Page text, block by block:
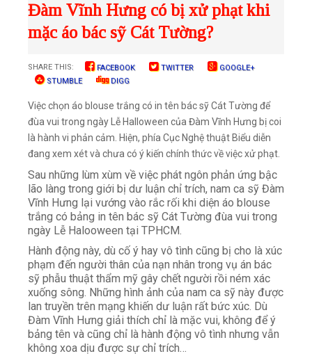
Đàm Vĩnh Hưng có bị xử phạt khi
mặc áo bác sỹ Cát Tường?
SHARE THIS: FACEBOOK TWITTER
GOOGLE+
STUMBLE
DIGG
Việc chọn áo blouse trắng có in tên bác sỹ Cát Tường để
đùa vui trong ngày Lễ Halloween của Đàm Vĩnh Hưng bị coi
là hành vi phản cảm. Hiện, phía Cục Nghệ thuật Biểu diễn
đang xem xét và chưa có ý kiến chính thức về việc xử phạt.
Sau những lùm xùm về việc phát ngôn phản ứng bậc
lão làng trong giới bị dư luận chỉ trích, nam ca sỹ Đàm
Vĩnh Hưng lại vướng vào rắc rối khi diện áo blouse
trắng có bảng in tên bác sỹ Cát Tường đùa vui trong
ngày Lễ Halooween tại TPHCM.
Hành động này, dù cố ý hay vô tình cũng bị cho là xúc
phạm đến người thân của nạn nhân trong vụ án bác
sỹ phẫu thuật thẩm mỹ gây chết người rồi ném xác
xuống sông. Những hình ảnh của nam ca sỹ này được
lan truyền trên mạng khiến dư luận rất bức xúc. Dù
Đàm Vĩnh Hưng giải thích chỉ là mặc vui, không để ý
bảng tên và cũng chỉ là hành động vô tình nhưng vẫn
không xoa dịu được sự chỉ trích…